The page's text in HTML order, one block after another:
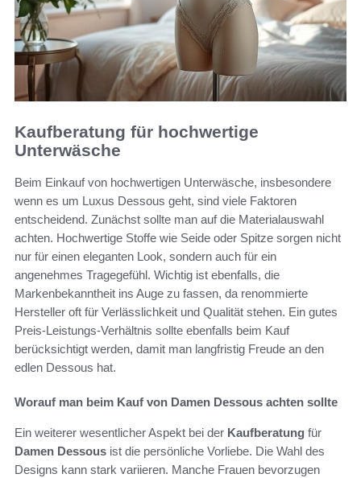
Kaufberatung für hochwertige
Unterwäsche
Beim Einkauf von hochwertigen Unterwäsche, insbesondere
wenn es um Luxus Dessous geht, sind viele Faktoren
entscheidend. Zunächst sollte man auf die Materialauswahl
achten. Hochwertige Stoffe wie Seide oder Spitze sorgen nicht
nur für einen eleganten Look, sondern auch für ein
angenehmes Tragegefühl. Wichtig ist ebenfalls, die
Markenbekanntheit ins Auge zu fassen, da renommierte
Hersteller oft für Verlässlichkeit und Qualität stehen. Ein gutes
Preis-Leistungs-Verhältnis sollte ebenfalls beim Kauf
berücksichtigt werden, damit man langfristig Freude an den
edlen Dessous hat.
Worauf man beim Kauf von Damen Dessous achten sollte
Ein weiterer wesentlicher Aspekt bei der Kaufberatung für
Damen Dessous ist die persönliche Vorliebe. Die Wahl des
Designs kann stark variieren. Manche Frauen bevorzugen